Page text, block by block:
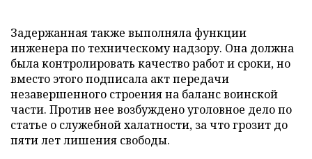
Задержанная также выполняла функции
инженера по техническому надзору. Она должна
была контролировать качество работ и сроки, но
вместо этого подписала акт передачи
незавершенного строения на баланс воинской
части. Против нее возбуждено уголовное дело по
статье о служебной халатности, за что грозит до
пяти лет лишения свободы.